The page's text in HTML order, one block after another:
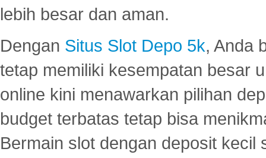
lebih besar dan aman.
Dengan Situs Slot Depo 5k, Anda
tetap memiliki kesempatan besar
online kini menawarkan pilihan
budget terbatas tetap bisa
Bermain slot dengan deposit